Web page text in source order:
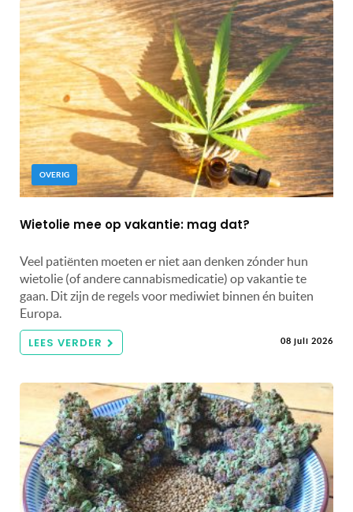
OVERIG
Wietolie mee op vakantie: mag dat?
Veel patiënten moeten er niet aan denken zónder hun
wietolie (of andere cannabismedicatie) op vakantie te
gaan. Dit zijn de regels voor mediwiet binnen én buiten
Europa.
LEES VERDER 08 juli 2026